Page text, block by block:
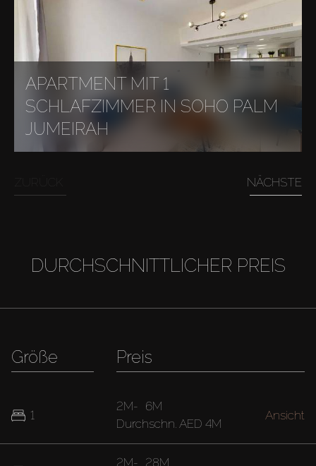
APARTMENT MIT 1
SCHLAFZIMMER IN SOHO PALM
JUMEIRAH
NÄCHSTE
DURCHSCHNITTLICHER PREIS
Größe
1
Preis
2M- 6M
Durchschn. AED 4M
Ansicht
2M- 28M